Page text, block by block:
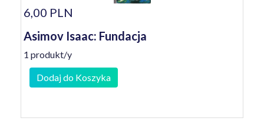
6,00 PLN
Asimov Isaac: Fundacja
1 produkt/y
Dodaj do Koszyka